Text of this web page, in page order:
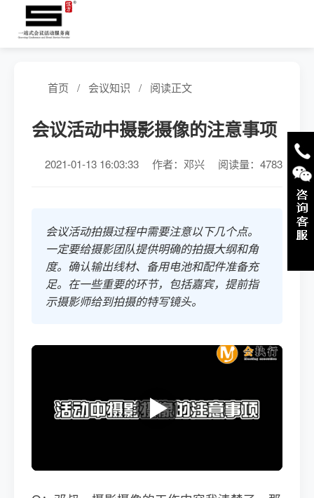
首页 / 会议知识 / 阅读正文
会议活动中摄影摄像的注意事项
2021-01-13 16:03:33 作者： 邓兴 阅读量：4783
会议活动拍摄过程中需要注意以下几个点。
一定要给摄影团队提供明确的拍摄大纲和角
度。确认输出线材、备用电池和配件准备充
足。在一些重要的环节，包括嘉宾，提前指
示摄影师给到拍摄的特写镜头。